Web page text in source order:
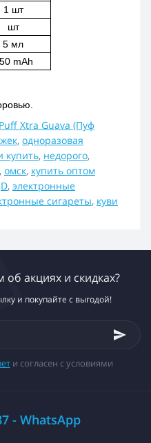
1 шт
шт
5 мл
mAh
Xtra Guava (Пуф
, одноразовая
купить, недорого,
, омск, купить оптом
, электронные
сигареты, куви
об акциях и скидках?
и покупайте с выгодой!
и согласен с условиями
- WhatsApp